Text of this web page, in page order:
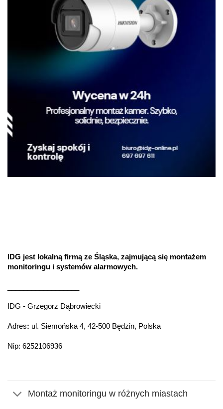
IDG jest lokalną firmą ze Śląska, zajmującą się montażem
monitoringu i systemów alarmowych.
IDG - Grzegorz Dąbrowiecki
Adres: ul. Siemońska 4, 42-500 Będzin, Polska
Nip: 6252106936
Montaż monitoringu w różnych miastach